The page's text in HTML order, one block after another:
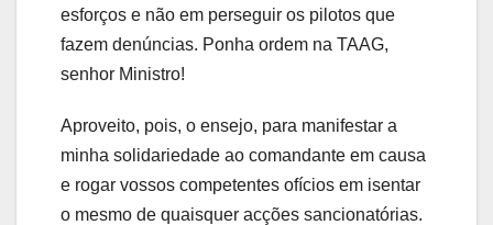
esforços e não em perseguir os pilotos que
fazem denúncias. Ponha ordem na TAAG,
senhor Ministro!
Aproveito, pois, o ensejo, para manifestar a
minha solidariedade ao comandante em causa
e rogar vossos competentes ofícios em isentar
o mesmo de quaisquer acções sancionatórias.